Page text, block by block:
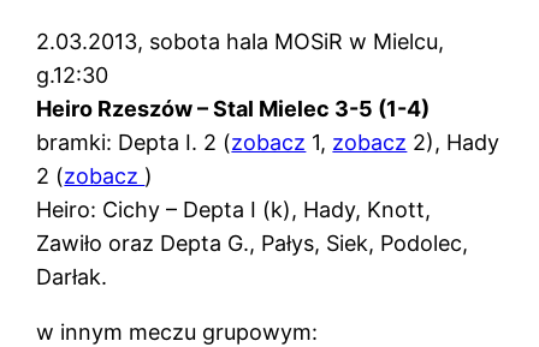
2.03.2013, sobota hala MOSiR w Mielcu,
g.12:30
Heiro Rzeszów – Stal Mielec 3-5 (1-4)
bramki: Depta I. 2 (zobacz 1, zobacz 2), Hady
2 (zobacz )
Heiro: Cichy – Depta I (k), Hady, Knott,
Zawiło oraz Depta G., Pałys, Siek, Podolec,
Darłak.
w innym meczu grupowym: